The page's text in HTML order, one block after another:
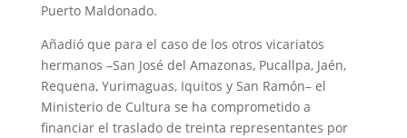
Puerto Maldonado.
Añadió que para el caso de los otros vicariatos
hermanos –San José del Amazonas, Pucallpa, Jaén,
Requena, Yurimaguas, Iquitos y San Ramón– el
Ministerio de Cultura se ha comprometido a
financiar el traslado de treinta representantes por